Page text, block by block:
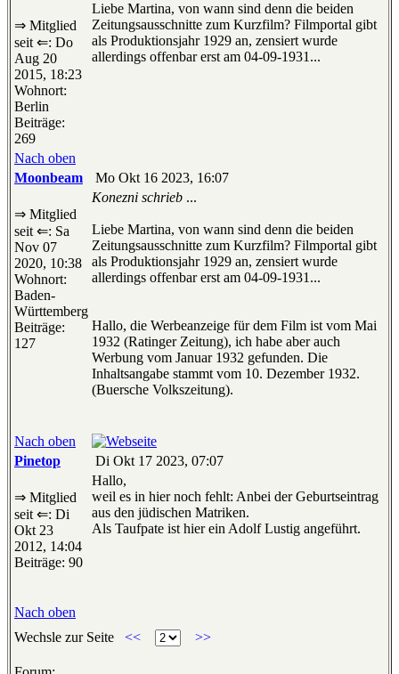
⇒ Mitglied
seit ⇐: Do
Aug 20
2015, 18:23
Wohnort:
Berlin
Beiträge:
269
Liebe Martina, von wann sind denn die beiden
Zeitungsausschnitte zum Kurzfilm? Filmportal gibt
als Produktionsjahr 1929 an, zensiert wurde
allerdings offenbar erst am 04-09-1931...
Nach oben
Moonbeam
Mo Okt 16 2023, 16:07
⇒ Mitglied
seit ⇐: Sa
Nov 07
2020, 10:38
Wohnort:
Baden-
Württemberg
Beiträge:
127
Konezni schrieb ...
Liebe Martina, von wann sind denn die beiden
Zeitungsausschnitte zum Kurzfilm? Filmportal gibt
als Produktionsjahr 1929 an, zensiert wurde
allerdings offenbar erst am 04-09-1931...
Hallo, die Werbeanzeige für dem Film ist vom Mai
1932 (Ratinger Zeitung), ich habe aber auch
Werbung vom Januar 1932 gefunden. Die
Inhaltsangabe stammt vom 10. Dezember 1932.
(Buersche Volkszeitung).
Nach oben
Pinetop
Di Okt 17 2023, 07:07
⇒ Mitglied
seit ⇐: Di
Okt 23
2012, 14:04
Beiträge: 90
Hallo,
weil es in hier noch fehlt: Anbei der Geburtseintrag
aus den jüdischen Matriken.
Als Taufpate ist hier ein Adolf Lustig angeführt.
Nach oben
Wechsle zur Seite
<< >>